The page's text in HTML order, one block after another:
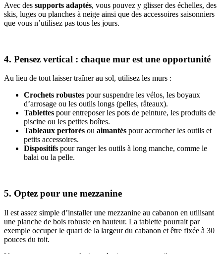
Avec des supports adaptés, vous pouvez y glisser des échelles, des
skis, luges ou planches à neige ainsi que des accessoires saisonniers
que vous n’utilisez pas tous les jours.
4. Pensez vertical : chaque mur est une opportunité
Au lieu de tout laisser traîner au sol, utilisez les murs :
Crochets robustes pour suspendre les vélos, les boyaux
d’arrosage ou les outils longs (pelles, râteaux).
Tablettes pour entreposer les pots de peinture, les produits de
piscine ou les petites boîtes.
Tableaux perforés ou aimantés pour accrocher les outils et
petits accessoires.
Dispositifs pour ranger les outils à long manche, comme le
balai ou la pelle.
5. Optez pour une mezzanine
Il est assez simple d’installer une mezzanine au cabanon en utilisant
une planche de bois robuste en hauteur. La tablette pourrait par
exemple occuper le quart de la largeur du cabanon et être fixée à 30
pouces du toit.